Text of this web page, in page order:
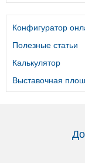
Конфигуратор
Полезные статьи
Калькулятор
Выставочная